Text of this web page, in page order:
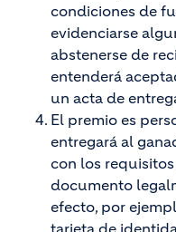
condiciones de
evidenciarse
abstenerse de
entenderá
un acta de
El premio es
entregará al
con los
documento
efecto, por
tarjeta de